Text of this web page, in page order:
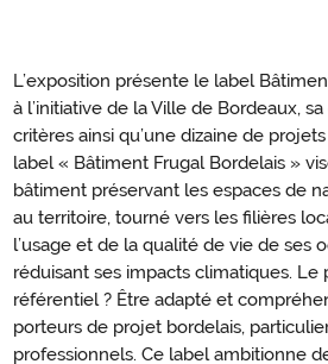
L’exposition présente le label
à l’initiative de la Ville de Bordeaux,
critères ainsi qu’une dizaine de
label « Bâtiment Frugal Bordelais »
bâtiment préservant les espaces de
au territoire, tourné vers les filières
l’usage et de la qualité de vie de ses
réduisant ses impacts climatiques. Le
référentiel ? Être adapté et
porteurs de projet bordelais,
professionnels. Ce label ambitionne